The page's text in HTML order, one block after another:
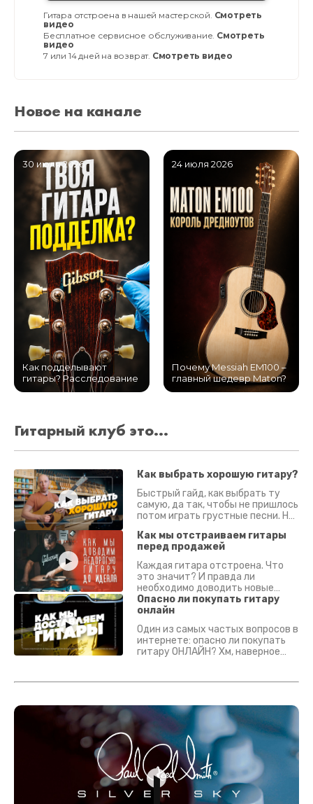
Гитара отстроена в нашей мастерской. Смотреть
видео
Бесплатное сервисное обслуживание. Смотреть
видео
7 или 14 дней на возврат. Смотреть видео
Новое на канале
30 июля 2026
Как подделывают
гитары? Расследование
24 июля 2026
Почему Messiah EM100 –
главный шедевр Maton?
Гитарный клуб это...
Как выбрать хорошую гитару?
Быстрый гайд, как выбрать ту
самую, да так, чтобы не пришлось
потом играть грустные песни. На
Как мы отстраиваем гитары
перед продажей
Каждая гитара отстроена. Что
это значит? И правда ли
необходимо доводить новые
гитары? Если кратко - да.
Подробно - в видео :)
Опасно ли покупать гитару
онлайн
Один из самых частых вопросов в
интернете: опасно ли покупать
гитару ОНЛАЙН? Хм, наверное
застрахован. Случись что -